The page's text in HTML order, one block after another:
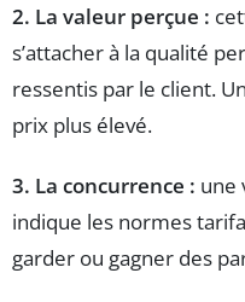
2. La valeur perçue :
s’attacher à la qualité
ressentis par le client.
prix plus élevé.
3. La concurrence : une
indique les normes
garder ou gagner des